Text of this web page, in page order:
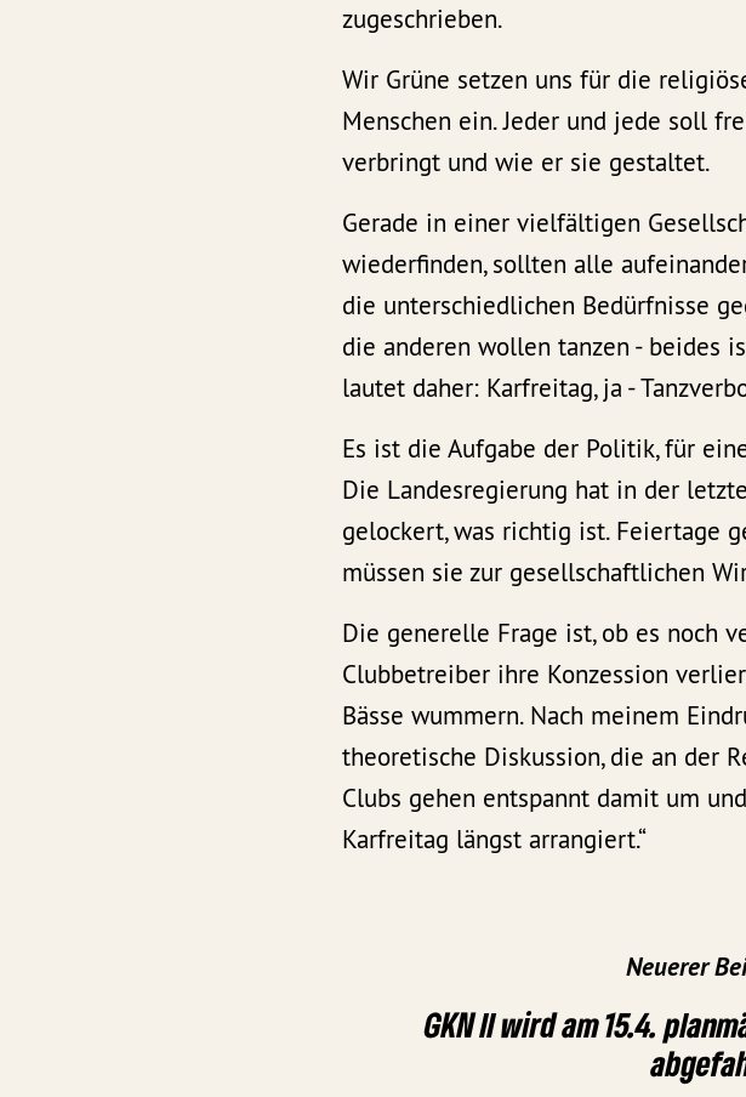
zugeschrieben.
Wir Grüne setzen uns für die
Menschen ein. Jeder und jede soll
verbringt und wie er sie gestaltet.
Gerade in einer vielfältigen
wiederfinden, sollten alle
die unterschiedlichen Bedürfnisse
die anderen wollen tanzen - beides
lautet daher: Karfreitag, ja -
Es ist die Aufgabe der Politik, für
Die Landesregierung hat in der
gelockert, was richtig ist. Feiertage
müssen sie zur gesellschaftlichen
Die generelle Frage ist, ob es noch
Clubbetreiber ihre Konzession
Bässe wummern. Nach meinem
theoretische Diskussion, die an der
Clubs gehen entspannt damit um
Karfreitag längst arrangiert.“
Neuerer
GKN II wird am 15.4.